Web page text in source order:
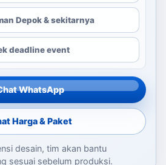
Depok & sekitarnya
deadline event
WhatsApp
Harga & Paket
desain, tim akan bantu
sesuai sebelum produksi.